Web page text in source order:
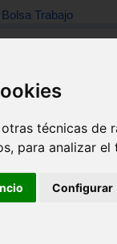
técnicas de
para analizar
Configurar
Bolsa Trabajo